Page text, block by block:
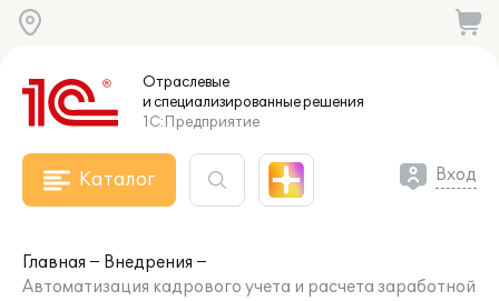
Отраслевые
и специализированныерешения
1С:Предприятие
Каталог Вход
Главная
Внедрения
Автоматизация кадрового учета и расчета заработной